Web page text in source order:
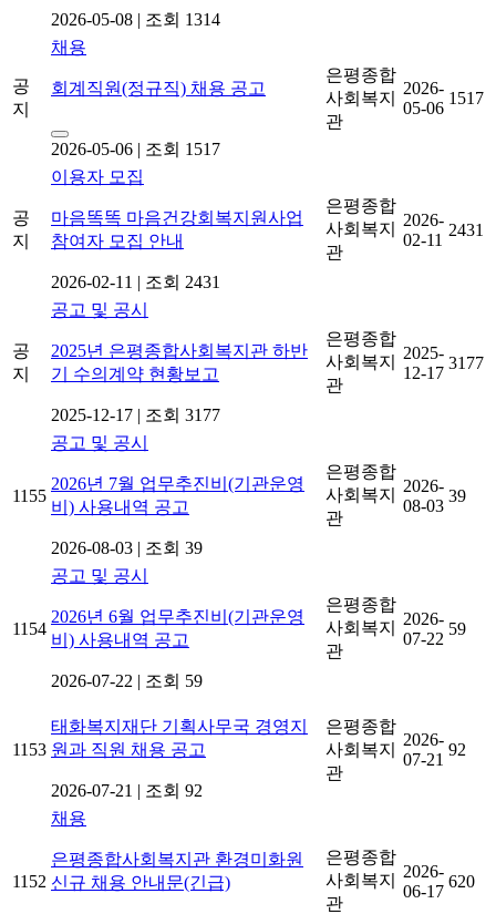
2026-05-08 | 조회 1314
공
지
채용
회계직원(정규직) 채용 공고
2026-05-06 | 조회 1517
은평종합
사회복지
관
2026-
05-06
1517
공
지
이용자 모집
마음똑똑 마음건강회복지원사업
참여자 모집 안내
2026-02-11 | 조회 2431
은평종합
사회복지
관
2026-
02-11
2431
공
지
공고 및 공시
2025년 은평종합사회복지관 하반
기 수의계약 현황보고
2025-12-17 | 조회 3177
은평종합
사회복지
관
2025-
12-17
3177
1155
공고 및 공시
2026년 7월 업무추진비(기관운영
비) 사용내역 공고
2026-08-03 | 조회 39
은평종합
사회복지
관
2026-
08-03
39
1154
공고 및 공시
2026년 6월 업무추진비(기관운영
비) 사용내역 공고
2026-07-22 | 조회 59
은평종합
사회복지
관
2026-
07-22
59
1153
태화복지재단 기획사무국 경영지
원과 직원 채용 공고
2026-07-21 | 조회 92
은평종합
사회복지
관
2026-
07-21
92
1152
채용
은평종합사회복지관 환경미화원
신규 채용 안내문(긴급)
은평종합
사회복지
관
2026-
06-17
620